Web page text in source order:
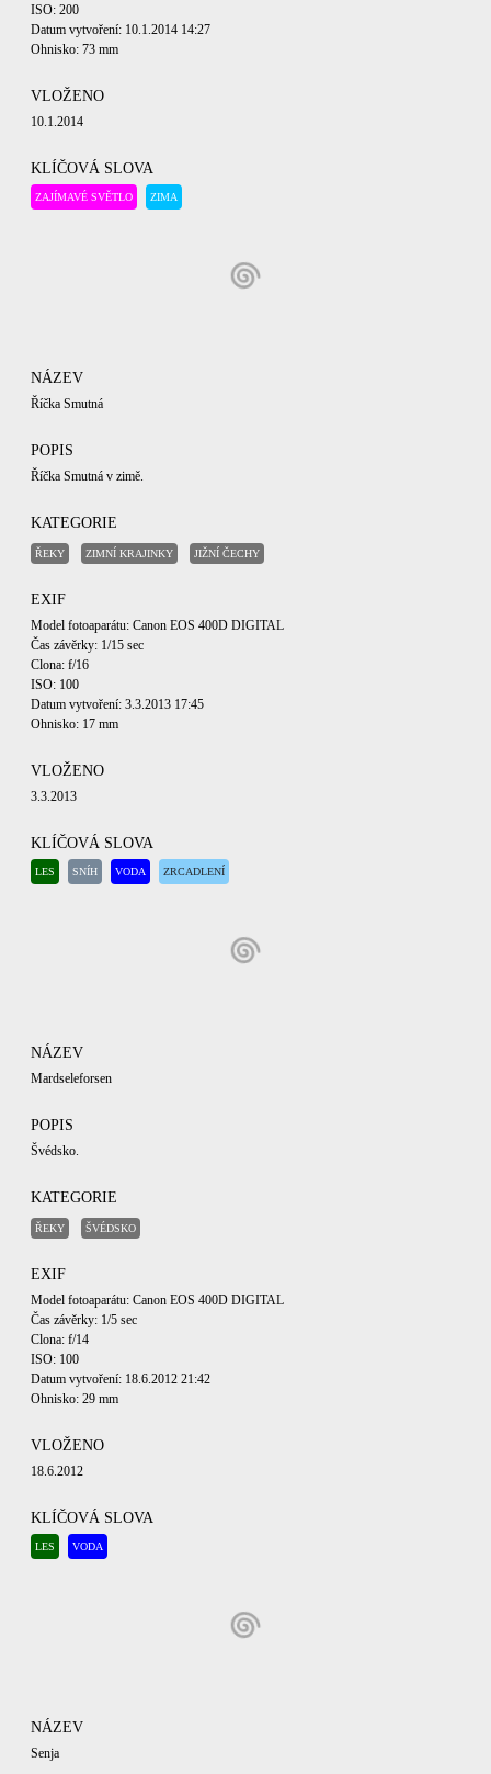
ISO: 200
Datum vytvoření: 10.1.2014 14:27
Ohnisko: 73 mm
VLOŽENO
10.1.2014
KLÍČOVÁ SLOVA
ZAJÍMAVÉ SVĚTLO ZIMA
NÁZEV
Říčka Smutná
POPIS
Říčka Smutná v zimě.
KATEGORIE
ŘEKY ZIMNÍ KRAJINKY JIŽNÍ ČECHY
EXIF
Model fotoaparátu: Canon EOS 400D DIGITAL
Čas závěrky: 1/15 sec
Clona: f/16
ISO: 100
Datum vytvoření: 3.3.2013 17:45
Ohnisko: 17 mm
VLOŽENO
3.3.2013
KLÍČOVÁ SLOVA
LES SNÍH VODA ZRCADLENÍ
NÁZEV
Mardseleforsen
POPIS
Švédsko.
KATEGORIE
ŘEKY ŠVÉDSKO
EXIF
Model fotoaparátu: Canon EOS 400D DIGITAL
Čas závěrky: 1/5 sec
Clona: f/14
ISO: 100
Datum vytvoření: 18.6.2012 21:42
Ohnisko: 29 mm
VLOŽENO
18.6.2012
KLÍČOVÁ SLOVA
LES VODA
NÁZEV
Senja